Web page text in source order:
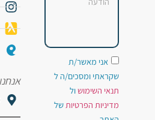
אני מאשר/ת
שקראתי ומסכים/ה ל
תנאי השימושול
מדיניות הפרטיותשל